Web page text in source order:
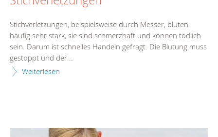
Stichverletzungen, beispielsweise durch Messer, bluten
häufig sehr stark, sie sind schmerzhaft und können tödlich
sein. Darum ist schnelles Handeln gefragt. Die Blutung muss
gestoppt und der...
Weiterlesen